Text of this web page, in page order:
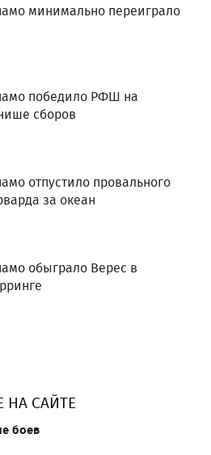
минимально переиграло
победило РФШ на
сборов
отпустило провального
за океан
обыграло Верес в
НА САЙТЕ
боев